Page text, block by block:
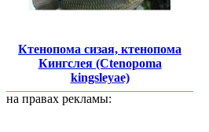
Ктенопома сизая, ктенопома
Кингслея (Ctenopoma
kingsleyae)
на правах рекламы: